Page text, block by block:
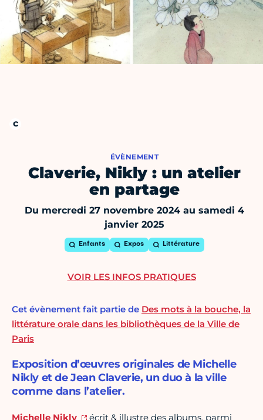
ÉVÈNEMENT
Claverie, Nikly : un atelier
en partage
Du mercredi 27 novembre 2024 au samedi 4
janvier 2025
Enfants Expos Littérature
Cet évènement fait partie de Des mots à la bouche, la
littérature orale dans les bibliothèques de la Ville de
Paris
Exposition d’œuvres originales de Michelle
Nikly et de Jean Claverie, un duo à la ville
comme dans l’atelier.
Michelle Nikly
écrit & illustre des albums, parmi
VOIR LES INFOS PRATIQUES